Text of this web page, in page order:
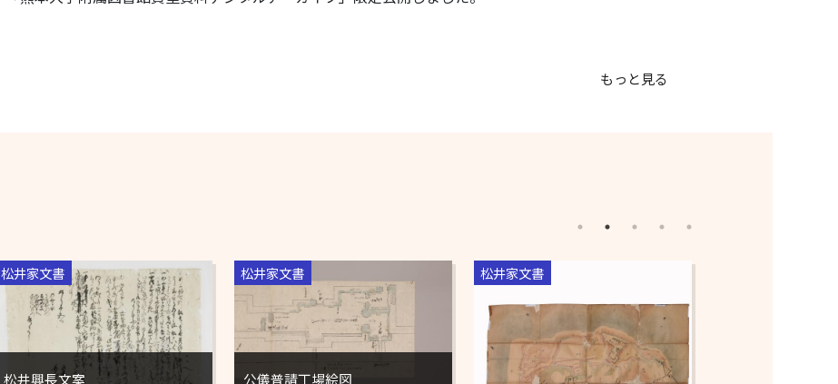
もっと見る
松井家文書
松井興長文案
松井家文書
公儀普請丁場絵図
松井家文書